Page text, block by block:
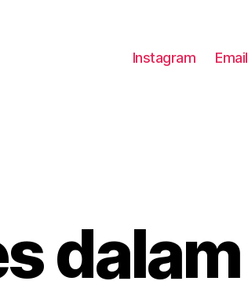
Instagram Email
dalam